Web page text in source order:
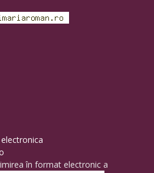
în format electronic a